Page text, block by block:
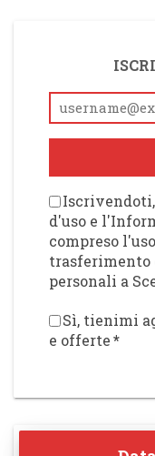
d'uso e
compreso
personali a
Sì, tienimi
e offerte*